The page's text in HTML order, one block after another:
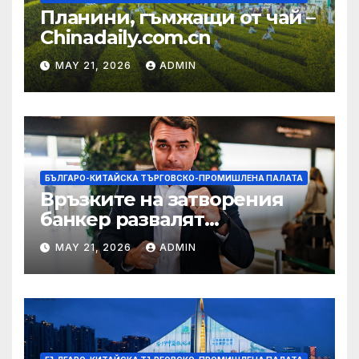
Планини, гъмжащи от чай –
Chinadaily.com.cn
MAY 21, 2026 ADMIN
БЪЛГАРО-КИТАЙСКА ТЪРГОВСКО-ПРОМИШЛЕНА ПАЛАТА
Връзките на затворения
банкер развалят
надеждите на Флавио
Болсонаро за президент на
Бразилия
MAY 21, 2026 ADMIN